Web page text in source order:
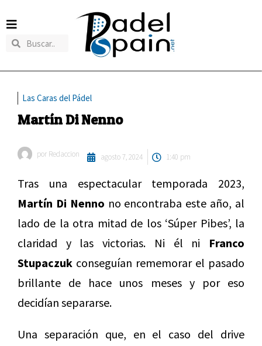
Las Caras del Pádel
Martín Di Nenno
por Redaccion agosto 7, 2024 1:40 pm
Tras una espectacular temporada 2023,
Martín Di Nenno no encontraba este año, al
lado de la otra mitad de los ‘Súper Pibes’, la
claridad y las victorias. Ni él ni Franco
Stupaczuk conseguían rememorar el pasado
brillante de hace unos meses y por eso
decidían separarse.
Una separación que, en el caso del drive